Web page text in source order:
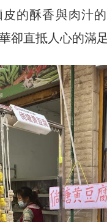
的酥香與肉汁
卻直抵人心的滿足